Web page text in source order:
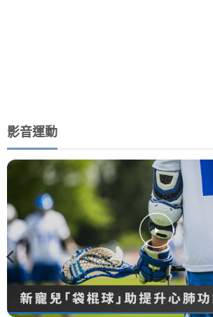
影音運動